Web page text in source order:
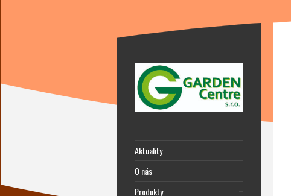
Aktuality
O nás
Produkty